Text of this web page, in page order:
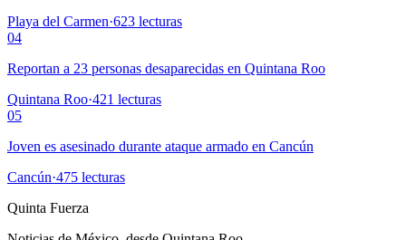
Playa del Carmen·623 lecturas
04
Reportan a 23 personas desaparecidas en Quintana Roo
Quintana Roo·421 lecturas
05
Joven es asesinado durante ataque armado en Cancún
Cancún·475 lecturas
Quinta Fuerza